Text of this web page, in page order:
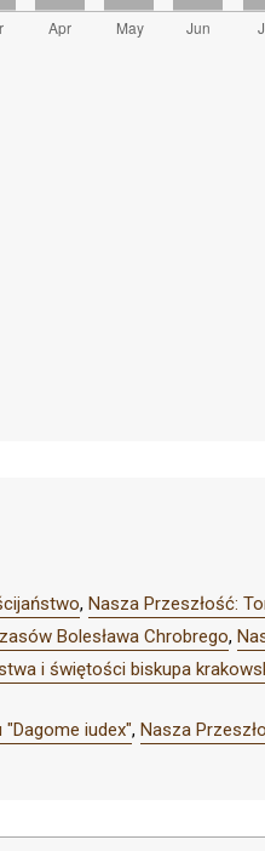
, Nasza Przeszłość:
Bolesława Chrobrego,
i świętości biskupa
iudex", Nasza